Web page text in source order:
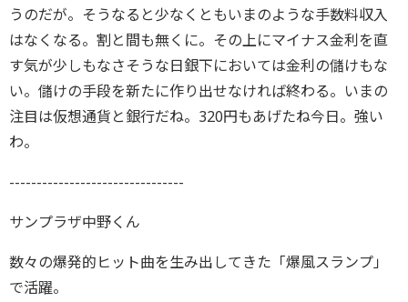
うのだが。そうなると少なくともいまのような手数料収入
はなくなる。割と間も無くに。その上にマイナス金利を直
す気が少しもなさそうな日銀下においては金利の儲けもな
い。儲けの手段を新たに作り出せなければ終わる。いまの
注目は仮想通貨と銀行だね。320円もあげたね今日。強い
わ。
--------------------------------
サンプラザ中野くん
数々の爆発的ヒット曲を生み出してきた「爆風スランプ」
で活躍。